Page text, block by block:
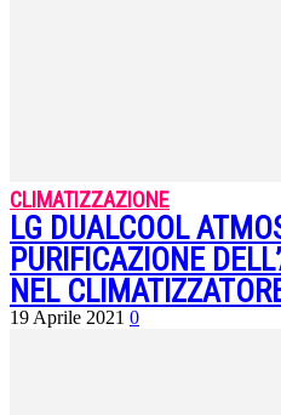
CLIMATIZZAZIONE
LG DUALCOOL
PURIFICAZIONE
NEL
19 Aprile 2021 0